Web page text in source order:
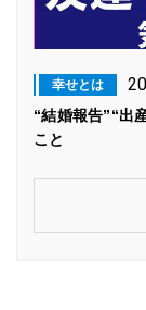
幸せとは
“結婚報告”“出
こと